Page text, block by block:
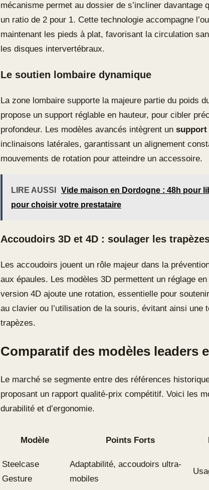
mécanisme permet au dossier de s’incliner davantage
un ratio de 2 pour 1. Cette technologie accompagne
maintenant les pieds à plat, favorisant la circulation
les disques intervertébraux.
Le soutien lombaire dynamique
La zone lombaire supporte la majeure partie du poids
propose un support réglable en hauteur, pour cibler
profondeur. Les modèles avancés intègrent un support
inclinaisons latérales, garantissant un alignement
mouvements de rotation pour atteindre un accessoire.
LIRE AUSSI
Vide maison en Dordogne : 48h pour
pour choisir votre prestataire
Accoudoirs 3D et 4D : soulager les
Les accoudoirs jouent un rôle majeur dans la
aux épaules. Les modèles 3D permettent un réglage
version 4D ajoute une rotation, essentielle pour
au clavier ou l’utilisation de la souris, évitant ainsi une
trapèzes.
Comparatif des modèles leaders
Le marché se segmente entre des références
proposant un rapport qualité-prix compétitif. Voici les
durabilité et d’ergonomie.
Modèle Points Forts
Steelcase
Gesture
Adaptabilité, accoudoirs ultra-
mobiles